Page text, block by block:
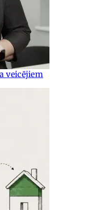
veicējiem